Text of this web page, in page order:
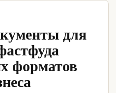
для
форматов